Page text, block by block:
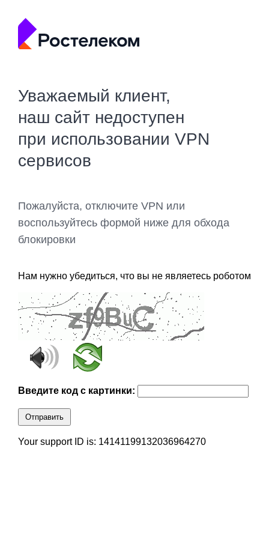
Уважаемый клиент,
наш сайт недоступен
при использовании VPN
сервисов
Пожалуйста, отключите VPN или
воспользуйтесь формой ниже для обхода
блокировки
Нам нужно убедиться, что вы не являетесь роботом
Введите код с картинки:
Отправить
Your support ID is: 14141199132036964270